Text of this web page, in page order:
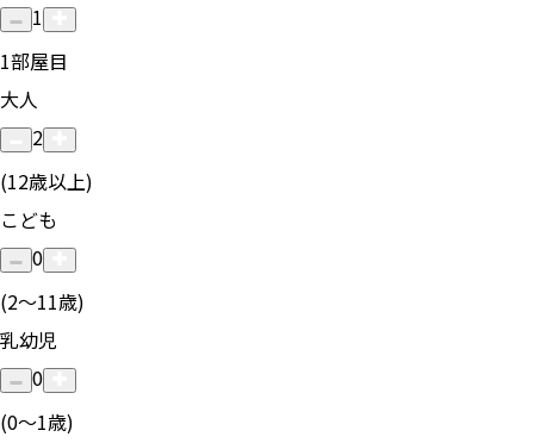
1
1部屋目
大人
2
(12歳以上)
こども
0
(2〜11歳)
乳幼児
0
(0〜1歳)